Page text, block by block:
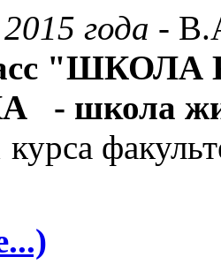
года -
школа
курса